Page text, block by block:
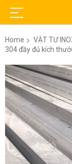
Home VẬT TƯ
304 đầy đủ kích
Skip
to
the
end
of
the
images
gallery